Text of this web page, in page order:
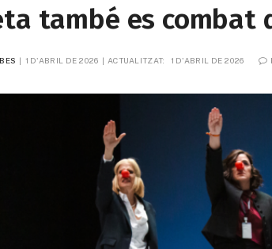
també es combat
1 D'ABRIL DE 2026 ACTUALITZAT: 1 D'ABRIL DE 2026